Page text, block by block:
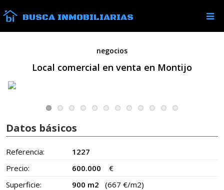
BUSCA INMOBILIARIAS
negocios
Local comercial en venta en Montijo
Datos básicos
Referencia:
1227
Precio:
600.000
€
Superficie:
900 m2
(667 €/m2)